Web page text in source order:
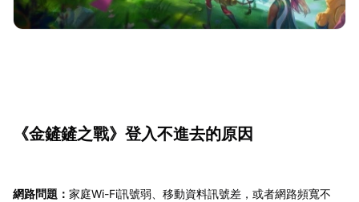
《金鏟鏟之戰》登入不進去的原因
網路問題： 家庭Wi-Fi訊號弱、移動資料訊號差，或者網路頻寬不